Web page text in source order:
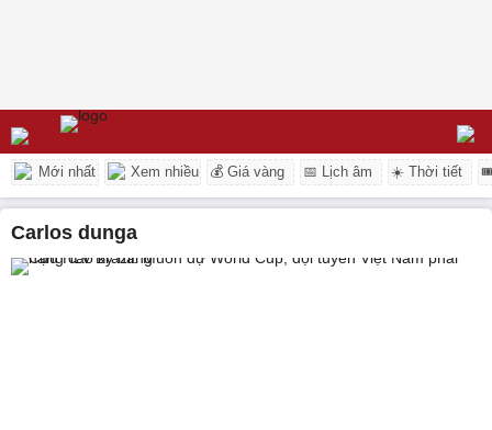
Mới nhất Xem nhiều 💰 Giá vàng 📅 Lịch âm ☀️ Thời tiết
carlos dunga